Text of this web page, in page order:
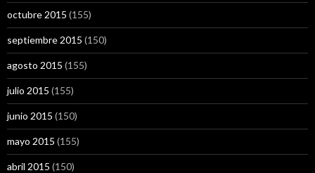
octubre 2015 (155)
septiembre 2015 (150)
agosto 2015 (155)
julio 2015 (155)
junio 2015 (150)
mayo 2015 (155)
abril 2015 (150)